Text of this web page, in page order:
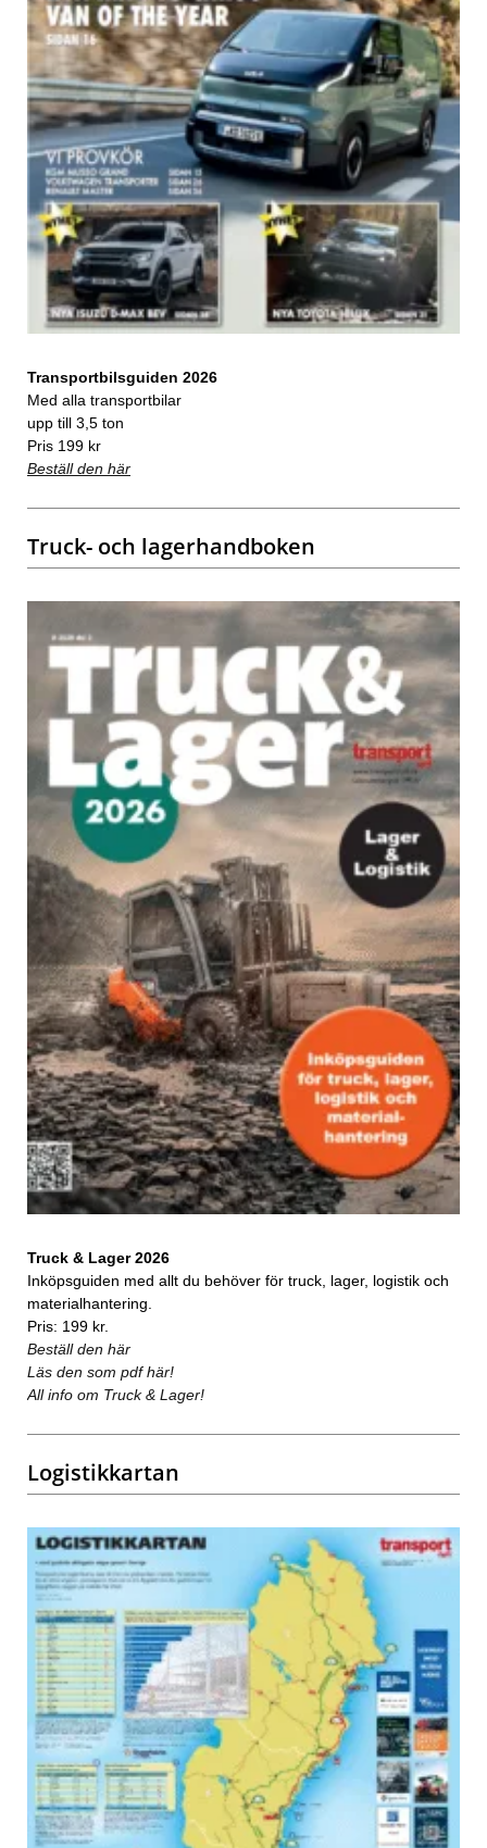
Transportbilsguiden 2026
Med alla transportbilar
upp till 3,5 ton
Pris 199 kr
Beställ den här
Truck- och lagerhandboken
Truck & Lager 2026
Inköpsguiden med allt du behöver för truck, lager, logistik och
materialhantering.
Pris: 199 kr.
Beställ den här
Läs den som pdf här!
All info om Truck & Lager!
Logistikkartan